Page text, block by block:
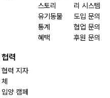
스토리
유기동물
통계
혜택
리 시스템
도입 문의
협업 문의
후원 문의
협력
협력 지자
체
입양 캠페